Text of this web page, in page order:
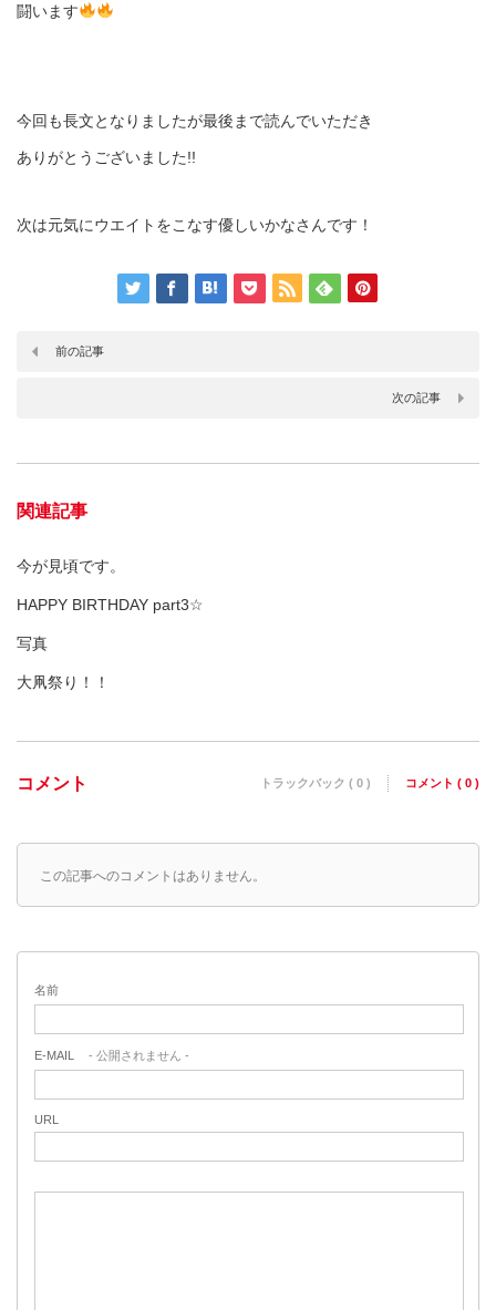
闘います
今回も長文となりましたが最後まで読んでいただき
ありがとうございました!!
次は元気にウエイトをこなす優しいかなさんです！
前の記事
次の記事
関連記事
今が見頃です。
HAPPY BIRTHDAY part3☆
写真
大凧祭り！！
コメント トラックバック ( 0 ) コメント ( 0 )
この記事へのコメントはありません。
名前
E-MAIL - 公開されません -
URL